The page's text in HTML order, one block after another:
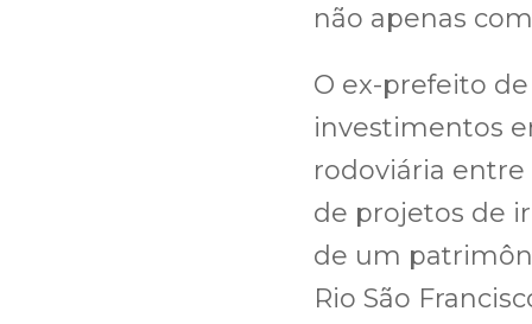
não apenas
O ex-prefeito
investimentos
rodoviária
de projetos de
de um
Rio São